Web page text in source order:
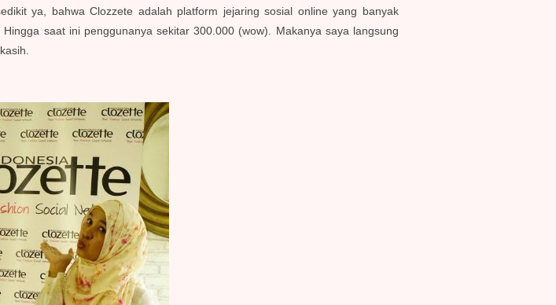
ya, bahwa Clozzete adalah platform jejaring sosial online yang banyak
saat ini penggunanya sekitar 300.000 (wow). Makanya saya langsung